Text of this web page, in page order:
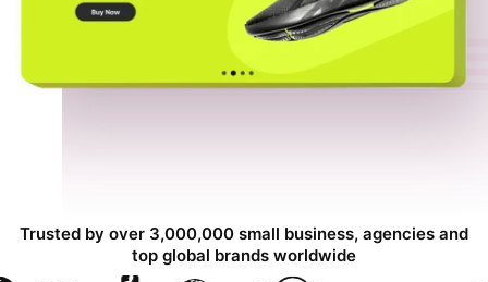
Trusted by over 3,000,000 small business, agencies and
top global brands worldwide